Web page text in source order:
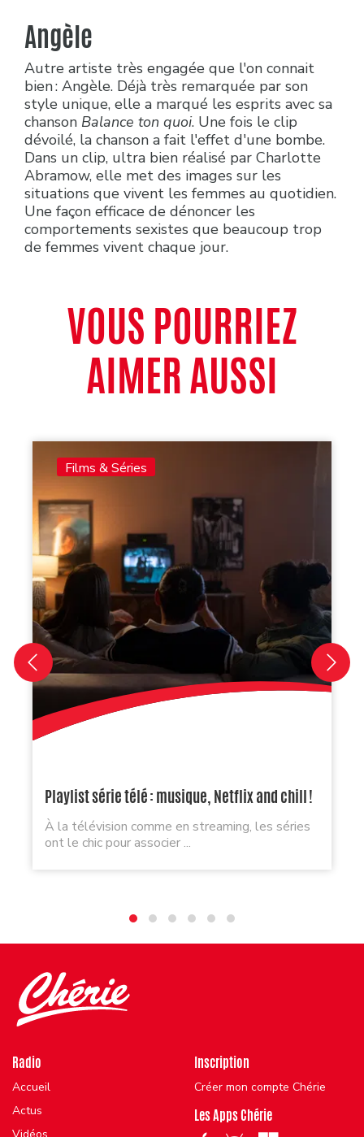
Angèle
Autre artiste très engagée que l'on connait
bien : Angèle. Déjà très remarquée par son
style unique, elle a marqué les esprits avec sa
chanson Balance ton quoi. Une fois le clip
dévoilé, la chanson a fait l'effet d'une bombe.
Dans un clip, ultra bien réalisé par Charlotte
Abramow, elle met des images sur les
situations que vivent les femmes au quotidien.
Une façon efficace de dénoncer les
comportements sexistes que beaucoup trop
de femmes vivent chaque jour.
VOUS POURRIEZ
AIMER AUSSI
Films & Séries
Playlist série télé : musique, Netflix and chill !
À la télévision comme en streaming, les séries
ont le chic pour associer ...
Radio
Accueil
Actus
Inscription
Créer mon compte Chérie
Les Apps Chérie